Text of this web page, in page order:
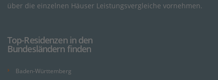
über die einzelnen Häuser Leistungsvergleiche vornehmen.
Top-Residenzen in den
Bundesländern finden
Baden-Württemberg